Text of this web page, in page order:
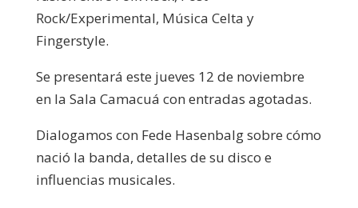
Rock/Experimental, Música Celta y
Fingerstyle.
Se presentará este jueves 12 de noviembre
en la Sala Camacuá con entradas agotadas.
Dialogamos con Fede Hasenbalg sobre cómo
nació la banda, detalles de su disco e
influencias musicales.